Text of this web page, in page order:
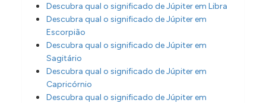
Descubra qual o significado de Júpiter em Libra
Descubra qual o significado de Júpiter em
Escorpião
Descubra qual o significado de Júpiter em
Sagitário
Descubra qual o significado de Júpiter em
Capricórnio
Descubra qual o significado de Júpiter em